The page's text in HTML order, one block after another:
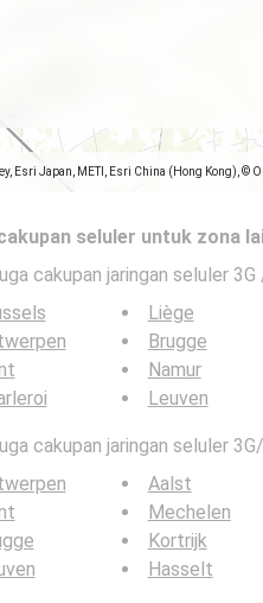
Esri Japan, METI, Esri China (Hong Kong),
seluler untuk zona
cakupan jaringan seluler 3G
Liège
Brugge
Namur
Leuven
cakupan jaringan seluler
Aalst
Mechelen
Kortrijk
Hasselt